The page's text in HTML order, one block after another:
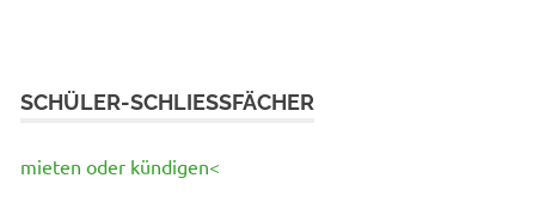
SCHÜLER-SCHLIESSFÄCHER
mieten oder kündigen<